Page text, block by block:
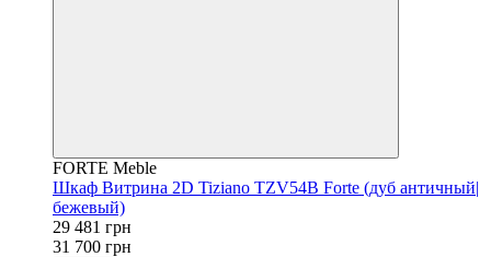
FORTE Meble
Шкаф Витрина 2D Tiziano TZV54B Forte (дуб античный|
бежевый)
29 481 грн
31 700 грн